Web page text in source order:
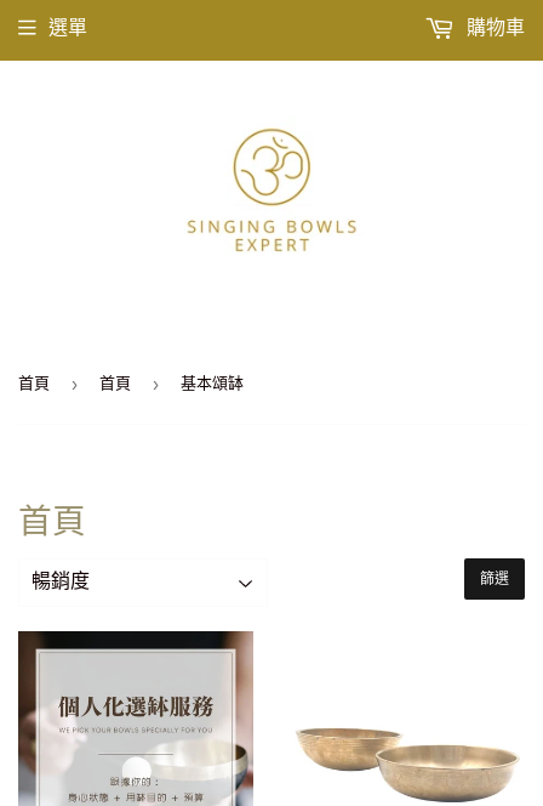
選單 購物車
首頁 › 首頁 › 基本頌缽
首頁
篩選